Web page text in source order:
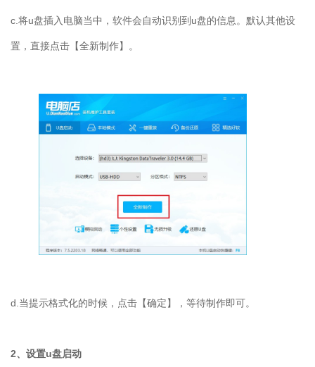
c. 将u盘插入电脑当中，软件会自动识别到 u盘的信息。默认其他设
置，直接点击【全新制作】。
d.当提示格式化的时候，点击【确定】，等待制作即可。
2、设置u盘启动